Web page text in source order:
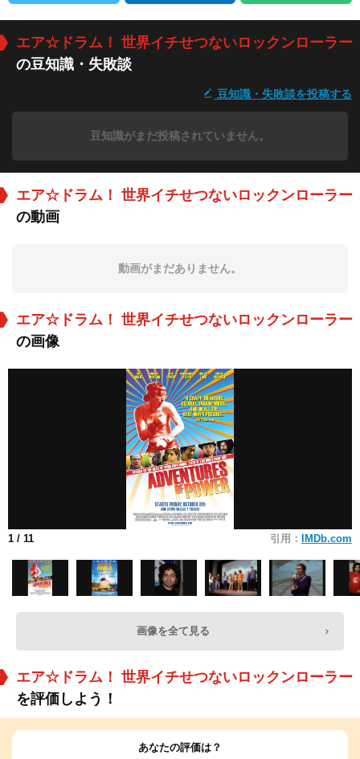
エア☆ドラム！ 世界イチせつないロックンローラー
の豆知識・失敗談
豆知識・失敗談を投稿する
豆知識がまだ投稿されていません。
エア☆ドラム！ 世界イチせつないロックンローラー
の動画
動画がまだありません。
エア☆ドラム！ 世界イチせつないロックンローラー
の画像
1 / 11 引用： IMDb.com
画像を全て見る
エア☆ドラム！ 世界イチせつないロックンローラー
を評価しよう！
あなたの評価は？